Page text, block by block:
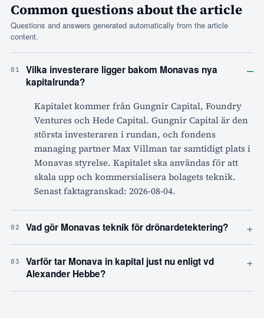
Common questions about the article
Questions and answers generated automatically from the article
content.
01
Vilka investerare ligger bakom Monavas nya
kapitalrunda?
–
Kapitalet kommer från Gungnir Capital, Foundry
Ventures och Hede Capital. Gungnir Capital är den
största investeraren i rundan, och fondens
managing partner Max Villman tar samtidigt plats i
Monavas styrelse. Kapitalet ska användas för att
skala upp och kommersialisera bolagets teknik.
Senast faktagranskad: 2026-08-04.
02 Vad gör Monavas teknik för drönardetektering? +
03
Varför tar Monava in kapital just nu enligt vd
Alexander Hebbe?
+